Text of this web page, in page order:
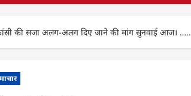
की सजा अलग-अलग दिए जाने की मांग सुनवाई आज। …..